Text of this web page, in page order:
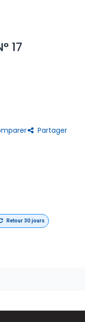
17
Partager
Retour 30 jours